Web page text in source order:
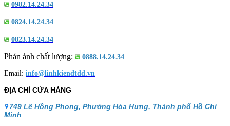
0982.14.24.34
0824.14.24.34
0823.14.24.34
Phản ánh chất lượng: 0888.14.24.34
Email: info@linhkiendtdd.vn
ĐỊA CHỈ CỬA HÀNG
749 Lê Hồng Phong, Phường Hòa Hưng, Thành phố Hồ Chí
Minh